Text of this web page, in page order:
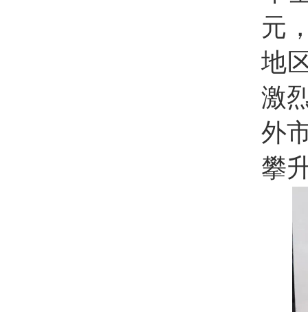
元
地
激
外
攀